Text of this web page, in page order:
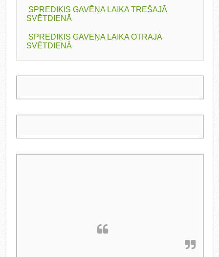
SPREDIĶIS GAVĒŅA LAIKA TREŠAJĀ
SVĒTDIENĀ
SPREDIĶIS GAVĒŅA LAIKA OTRAJĀ
SVĒTDIENĀ